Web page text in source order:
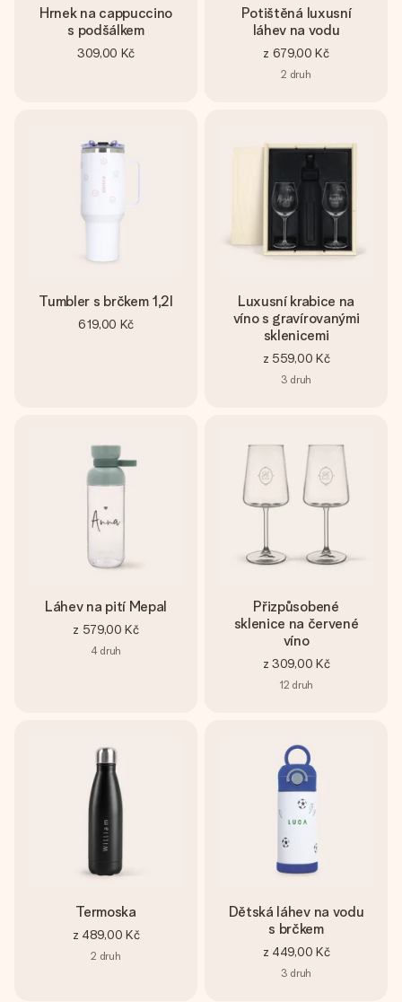
Hrnek na cappuccino
s podšálkem
309,00 Kč
Potištěná luxusní
láhev na vodu
z 679,00 Kč
2 druh
Tumbler s brčkem 1,2l
619,00 Kč
Luxusní krabice na
víno s gravírovanými
sklenicemi
z 559,00 Kč
3 druh
Láhev na pití Mepal
z 579,00 Kč
4 druh
Přizpůsobené
sklenice na červené
víno
z 309,00 Kč
12 druh
Termoska
z 489,00 Kč
2 druh
Dětská láhev na vodu
s brčkem
z 449,00 Kč
3 druh